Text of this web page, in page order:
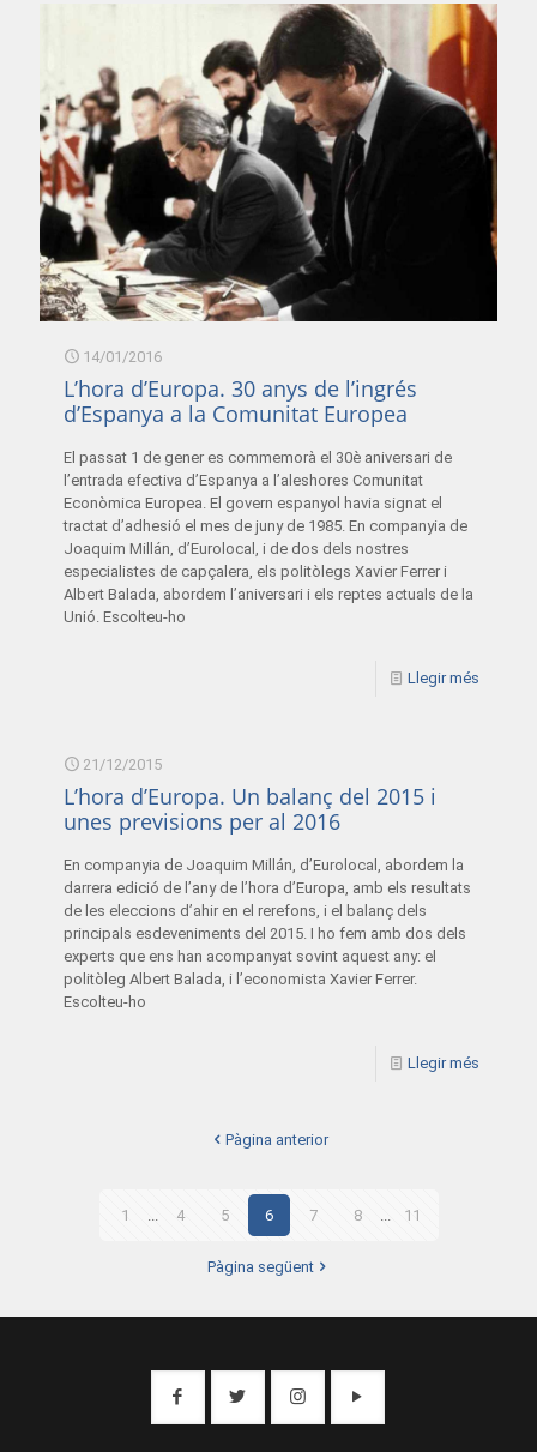
14/01/2016
L’hora d’Europa. 30 anys de l’ingrés
d’Espanya a la Comunitat Europea
El passat 1 de gener es commemorà el 30è aniversari de
l’entrada efectiva d’Espanya a l’aleshores Comunitat
Econòmica Europea. El govern espanyol havia signat el
tractat d’adhesió el mes de juny de 1985. En companyia de
Joaquim Millán, d’Eurolocal, i de dos dels nostres
especialistes de capçalera, els politòlegs Xavier Ferrer i
Albert Balada, abordem l’aniversari i els reptes actuals de la
Unió. Escolteu-ho
Llegir més
21/12/2015
L’hora d’Europa. Un balanç del 2015 i
unes previsions per al 2016
En companyia de Joaquim Millán, d’Eurolocal, abordem la
darrera edició de l’any de l’hora d’Europa, amb els resultats
de les eleccions d’ahir en el rerefons, i el balanç dels
principals esdeveniments del 2015. I ho fem amb dos dels
experts que ens han acompanyat sovint aquest any: el
politòleg Albert Balada, i l’economista Xavier Ferrer.
Escolteu-ho
Llegir més
Pàgina anterior
1 4 5 6 7 8 11
Pàgina següent